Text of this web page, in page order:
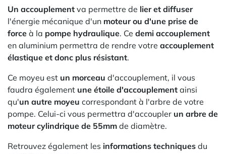
Un accouplement va permettre de lier et diffuser
l'énergie mécanique d'un moteur ou d'une prise de
force à la pompe hydraulique. Ce demi accouplement
en aluminium permettra de rendre votre accouplement
élastique et donc plus résistant.
Ce moyeu est un morceau d'accouplement, il vous
faudra également une étoile d'accouplement ainsi
qu'un autre moyeu correspondant à l'arbre de votre
pompe. Celui-ci vous permettra d'accoupler un arbre de
moteur cylindrique de 55mm de diamètre.
Retrouvez également les informations techniques du